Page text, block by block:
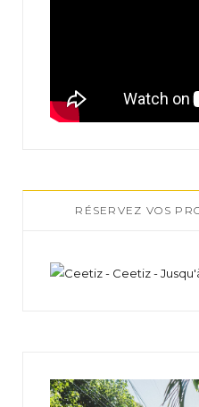
RÉSERVEZ VOS